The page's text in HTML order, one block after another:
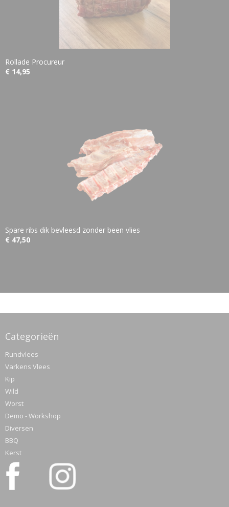
Rollade Procureur
€ 14,95
Spare ribs dik bevleesd zonder been vlies
€ 47,50
Categorieën
Rundvlees
Varkens Vlees
Kip
Wild
Worst
Demo - Workshop
Diversen
BBQ
Kerst